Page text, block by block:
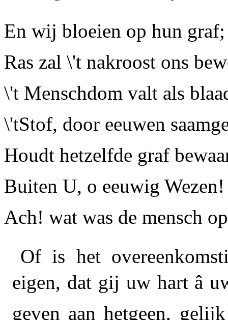
En wij bloeien op hun graf;
Ras zal \'t nakroost ons
\'t Menschdom valt als
\'tStof, door eeuwen
Houdt hetzelfde graf
Buiten U, o eeuwig Wezen!
Ach! wat was de mensch
Of is het
eigen, dat gij uw hart â
geven aan hetgeen,